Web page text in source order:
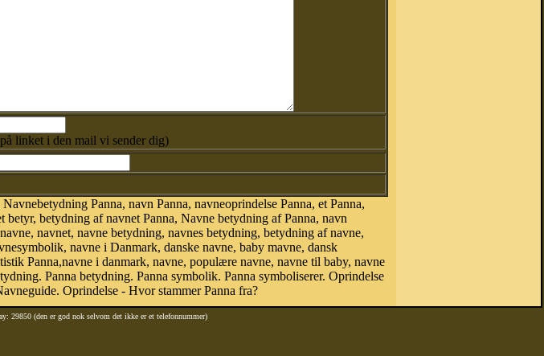
linket i den mail vi sender dig)
Panna, navn Panna, navneoprindelse Panna, et Panna,
betydning af navnet Panna, Navne betydning af Panna, navn
navnet, navne betydning, navnes betydning, betydning af navne,
navne i Danmark, danske navne, baby mavne, dansk
Panna,navne i danmark, navne, populære navne, navne til baby, navne
Panna betydning. Panna symbolik. Panna symboliserer. Oprindelse
Oprindelse - Hvor stammer Panna fra?
29850 (den er god nok selvom det ikke er et telefonnummer)